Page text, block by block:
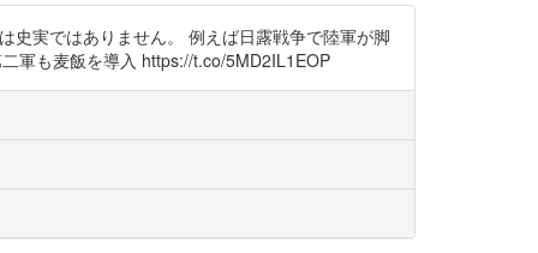
史実ではありません。 例えば日露戦争で陸軍が脚
軍も麦飯を導入 https://t.co/5MD2IL1EOP